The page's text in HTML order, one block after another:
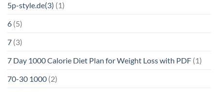
5p-style.de(3) (1)
6 (5)
7 (3)
7 Day 1000 Calorie Diet Plan for Weight Loss with PDF (1)
70-30 1000 (2)